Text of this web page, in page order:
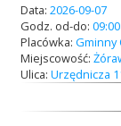
Data: 2026-09-07
Godz. od-do:
Placówka: Gminny
Miejscowość:
Ulica: Urzędnicza